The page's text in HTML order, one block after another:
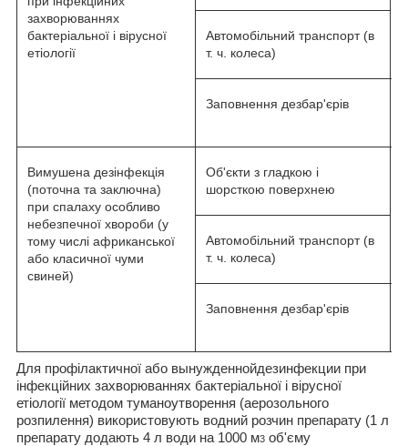
захворюваннях
бактеріальної і вірусної
етіології
Автомобільний транспорт (в
т. ч. колеса)
Заповнення дезбар'єрів
Вимушена дезінфекція
(поточна та заключна)
при спалаху особливо
небезпечної хвороби (у
тому числі африканської
або класичної чуми
свиней)
Об'єкти з гладкою і
шорсткою поверхнею
Автомобільний транспорт (в
т. ч. колеса)
Заповнення дезбар'єрів
Для профілактичної або вынужденнойдезинфекции при
інфекційних захворюваннях бактеріальної і вірусної
етіології методом туманоутворення (аерозольного
розпилення) використовують водний розчин препарату (1 л
препарату додають 4 л води на 1000 м3 об'єму